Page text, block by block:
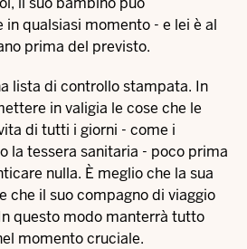
qualsiasi momento - e lei è al
prima del previsto.
lista di controllo stampata. In
in valigia le cose che le
di tutti i giorni - come i
la tessera sanitaria - poco prima
nulla. È meglio che la sua
che il suo compagno di viaggio
questo modo manterrà tutto
momento cruciale.